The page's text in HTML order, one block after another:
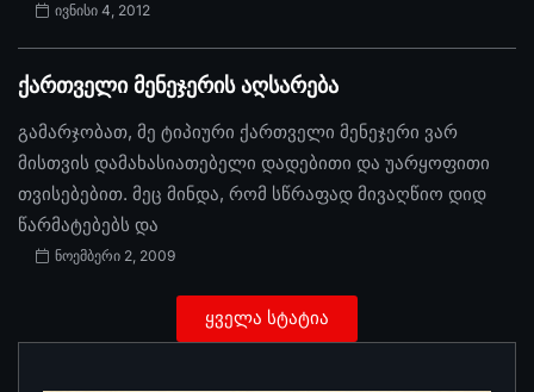
ივნისი 4, 2012
ქართველი მენეჯერის აღსარება
გამარჯობათ, მე ტიპიური ქართველი მენეჯერი ვარ
მისთვის დამახასიათებელი დადებითი და უარყოფითი
თვისებებით. მეც მინდა, რომ სწრაფად მივაღწიო დიდ
წარმატებებს და
ნოემბერი 2, 2009
ყველა სტატია